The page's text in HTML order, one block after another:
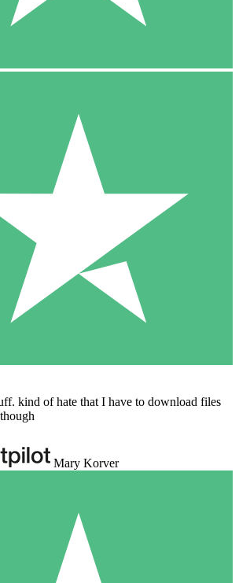
kind of hate that I have to download files
Mary Korver